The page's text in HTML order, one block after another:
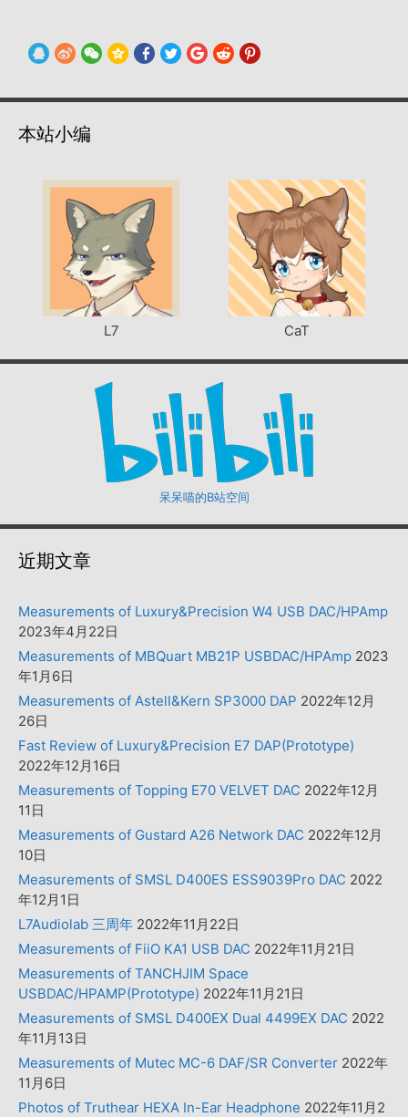
本站小编
L7 CaT
呆呆喵的B站空间
近期文章
Measurements of Luxury&Precision W4 USB DAC/HPAmp
2023年4月22日
Measurements of MBQuart MB21P USBDAC/HPAmp 2023
年1月6日
Measurements of Astell&Kern SP3000 DAP 2022年12月
26日
Fast Review of Luxury&Precision E7 DAP(Prototype)
2022年12月16日
Measurements of Topping E70 VELVET DAC 2022年12月
11日
Measurements of Gustard A26 Network DAC 2022年12月
10日
Measurements of SMSL D400ES ESS9039Pro DAC 2022
年12月1日
L7Audiolab 三周年 2022年11月22日
Measurements of FiiO KA1 USB DAC 2022年11月21日
Measurements of TANCHJIM Space
USBDAC/HPAMP(Prototype) 2022年11月21日
Measurements of SMSL D400EX Dual 4499EX DAC 2022
年11月13日
Measurements of Mutec MC-6 DAF/SR Converter 2022年
11月6日
Photos of Truthear HEXA In-Ear Headphone 2022年11月2